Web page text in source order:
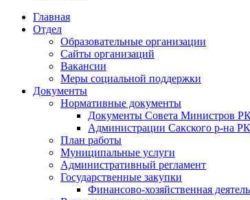
Главная
Отдел
Образовательные организации
Сайты организаций
Вакансии
Меры социальной поддержки
Документы
Нормативные документы
Документы Совета Министров
Администрации Сакского р-на РК
План работы
Муниципальные услуги
Административный регламент
Государственные закупки
Финансово-хозяйственная